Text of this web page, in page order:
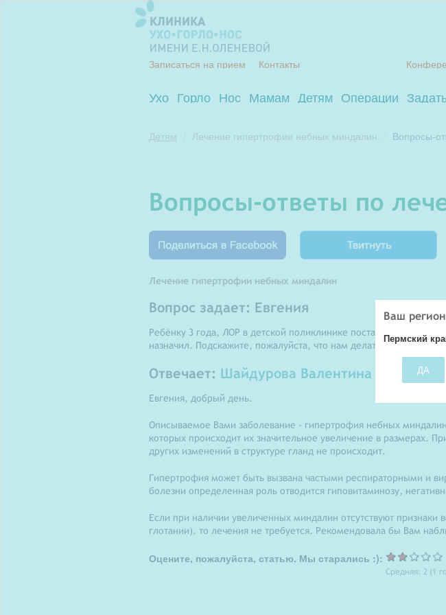
Записаться на прием Контакты
Ухо Горло Нос Мамам Детям Операции
Детям Лечение гипертрофии небных миндалин Вопросы-
вопросы-ответы по
Твитнуть
Лечение гипертрофии небных миндалин
Вопрос задает: Евгения
Ребёнку 3 года, ЛОР в детской поликлинике поставил диагноз
назначил. Подскажите, пожалуйста, что нам делать, чтобы
Отвечает: Шайдурова Валентина
Евгения, добрый день.
Описываемое Вами заболевание - гипертрофия небных
которых происходит их значительное увеличение в размерах.
других изменений в структуре гланд не происходит.
Гипертрофия может быть вызвана частыми респираторными и
болезни определенная роль отводится гиповитаминозу,
Если при наличии увеличенных миндалин отсутствуют
глотании). то лечения не требуется. Рекомендовала бы Вам
Оцените, пожалуйста, статью. Мы старались :):
Средняя: 2 (1
Ваш
Пермский
ДА